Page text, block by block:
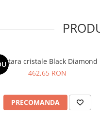
cristale Black Diamond
462,65 RON
PRECOMANDA